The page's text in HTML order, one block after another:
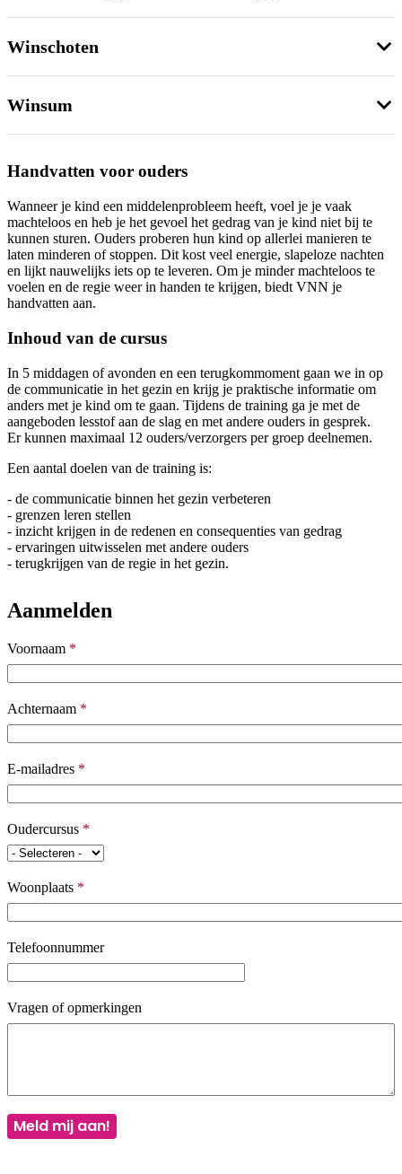
Winschoten
Winsum
Handvatten voor ouders
Wanneer je kind een middelenprobleem heeft, voel je je vaak
machteloos en heb je het gevoel het gedrag van je kind niet bij te
kunnen sturen. Ouders proberen hun kind op allerlei manieren te
laten minderen of stoppen. Dit kost veel energie, slapeloze nachten
en lijkt nauwelijks iets op te leveren. Om je minder machteloos te
voelen en de regie weer in handen te krijgen, biedt VNN je
handvatten aan.
Inhoud van de cursus
In 5 middagen of avonden en een terugkommoment gaan we in op
de communicatie in het gezin en krijg je praktische informatie om
anders met je kind om te gaan. Tijdens de training ga je met de
aangeboden lesstof aan de slag en met andere ouders in gesprek.
Er kunnen maximaal 12 ouders/verzorgers per groep deelnemen.
Een aantal doelen van de training is:
- de communicatie binnen het gezin verbeteren
- grenzen leren stellen
- inzicht krijgen in de redenen en consequenties van gedrag
- ervaringen uitwisselen met andere ouders
- terugkrijgen van de regie in het gezin.
Aanmelden
Naam en achternaam
Voornaam *
Achternaam *
E-mailadres *
Oudercursus *
Woonplaats *
Telefoonnummer
Vragen of opmerkingen
Meld mij aan!